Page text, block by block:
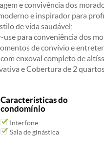
e convivência dos
e inspirador para
de vida saudável;
para conveniência dos
de convívio e
enxoval completo de
e Cobertura de 2
Características do
condomínio
Interfone
Sala de ginástica